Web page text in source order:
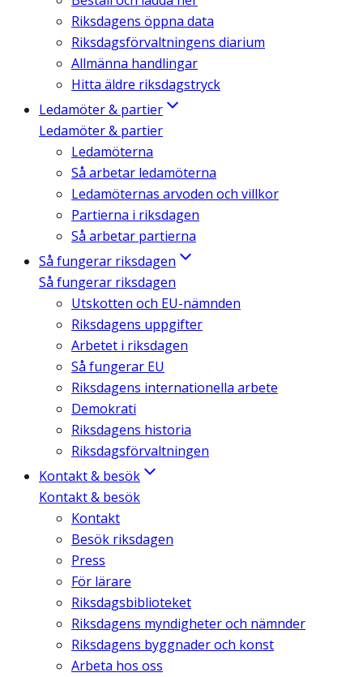
Riksdagens öppna data
Riksdagsförvaltningens diarium
Allmänna handlingar
Hitta äldre riksdagstryck
Ledamöter & partier
Ledamöter & partier
Ledamöterna
Så arbetar ledamöterna
Ledamöternas arvoden och villkor
Partierna i riksdagen
Så arbetar partierna
Så fungerar riksdagen
Så fungerar riksdagen
Utskotten och EU-nämnden
Riksdagens uppgifter
Arbetet i riksdagen
Så fungerar EU
Riksdagens internationella arbete
Demokrati
Riksdagens historia
Riksdagsförvaltningen
Kontakt & besök
Kontakt & besök
Kontakt
Besök riksdagen
Press
För lärare
Riksdagsbiblioteket
Riksdagens myndigheter och nämnder
Riksdagens byggnader och konst
Arbeta hos oss